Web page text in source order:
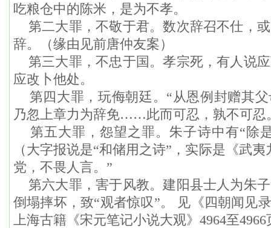
吃粮仓中的陈米，是为不孝。
第二大罪，不敬于君。数次辞召不仕，
辞。（缘由见前唐仲友案）
第三大罪，不忠于国。孝宗死，有人说
应改卜他处。
第四大罪，玩侮朝廷。“从恩例封赠其
乃忽上章力为辞免……此而可忍，孰不可
第五大罪，怨望之罪。朱子诗中有“除
（大字报说是“和储用之诗”，实际是《武
党，不畏人言。”
第六大罪，害于风教。建阳县士人为朱
倒塌摔坏，致“观者惊叹”。 见《四朝闻见
上海古籍《宋元笔记小说大观》4964至4966